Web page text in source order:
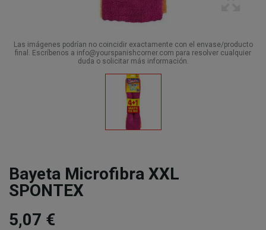
Las imágenes podrían no coincidir exactamente con el envase/producto
final. Escríbenos a info@yourspanishcorner.com para resolver cualquier
duda o solicitar más información.
Bayeta Microfibra XXL
SPONTEX
5,07 €